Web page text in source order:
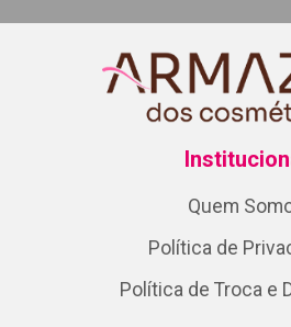
Quem
Política de
Política de Troca e